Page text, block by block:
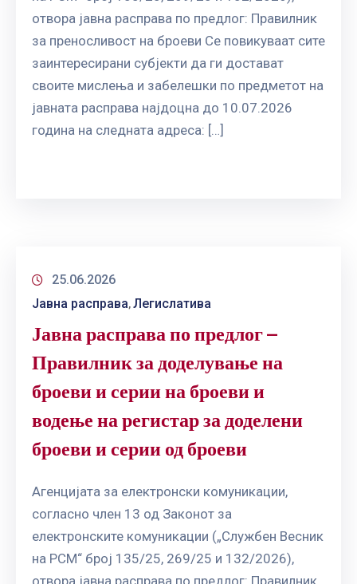
отвора јавна расправа по предлог: Правилник
за преносливост на броеви Се повикуваат сите
заинтересирани субјекти да ги достават
своите мислења и забелешки по предметот на
јавната расправа најдоцна до 10.07.2026
година на следната адреса: […]
25.06.2026
Јавна расправа‚Легислатива
Јавна расправа по предлог –
Правилник за доделување на
броеви и серии на броеви и
водење на регистар за доделени
броеви и серии од броеви
Агенцијата за електронски комуникации,
согласно член 13 од Законот за
електронските комуникации („Службен Весник
на РСМ“ број 135/25, 269/25 и 132/2026),
отвора јавна расправа по предлог: Правилник